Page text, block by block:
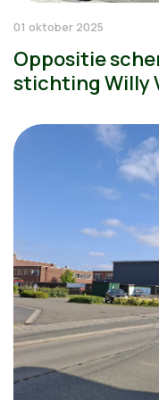
01 oktober 2025
Oppositie
stichting Willy